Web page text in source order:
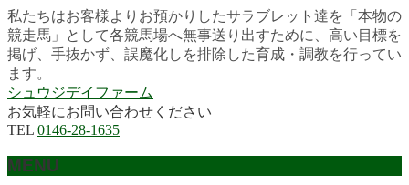
私たちはお客様よりお預かりしたサラブレット達を「本物の
競走馬」として各競馬場へ無事送り出すために、高い目標を
掲げ、手抜かず、誤魔化しを排除した育成・調教を行ってい
ます。
シュウジデイファーム
お気軽にお問い合わせください
TEL 0146-28-1635
MENU